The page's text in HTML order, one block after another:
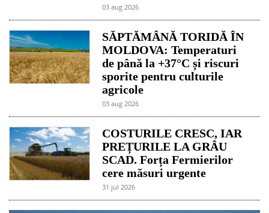
03 aug 2026
SĂPTĂMÂNĂ TORIDĂ ÎN
MOLDOVA: Temperaturi
de până la +37°C și riscuri
sporite pentru culturile
agricole
03 aug 2026
COSTURILE CRESC, IAR
PREȚURILE LA GRÂU
SCAD. Forța Fermierilor
cere măsuri urgente
31 jul 2026